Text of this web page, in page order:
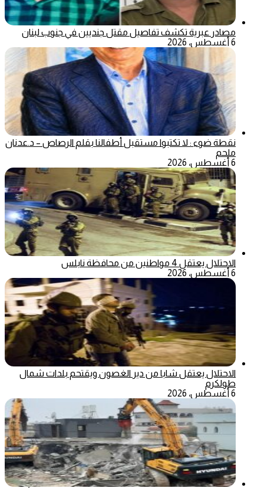
مصادر عبرية تكشف تفاصيل مقتل جنديين في جنوب لبنان
6 أغسطس، 2026
نقطة ضوء : لا تكتبوا مستقبل أطفالنا بقلم الرصاص – د.عدنان
ملحم
6 أغسطس، 2026
الاحتلال يعتقل 4 مواطنين من محافظة نابلس
6 أغسطس، 2026
الاحتلال يعتقل شابا من دير الغصون ويقتحم بلدات شمال
طولكرم
6 أغسطس، 2026